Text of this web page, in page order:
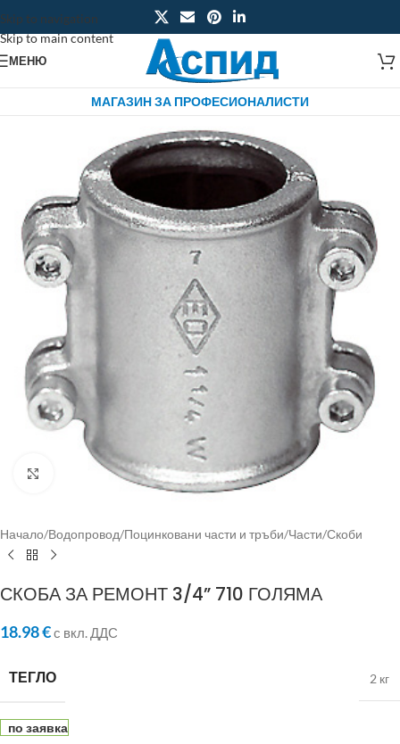
Skip to navigation
Skip to main content
МЕНЮ
МАГАЗИН ЗА ПРОФЕСИОНАЛИСТИ
Click to enlarge
Начало/Водопровод/Поцинковани части и тръби/Части/Скоби
СКОБА ЗА РЕМОНТ 3/4” 710 ГОЛЯМА
18.98€с вкл. ДДС
ТЕГЛО 2 кг
по заявка